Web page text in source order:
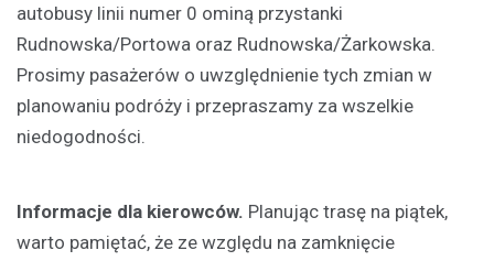
autobusy linii numer 0 ominą przystanki
Rudnowska/Portowa oraz Rudnowska/Żarkowska.
Prosimy pasażerów o uwzględnienie tych zmian w
planowaniu podróży i przepraszamy za wszelkie
niedogodności.
Informacje dla kierowców. Planując trasę na piątek,
warto pamiętać, że ze względu na zamknięcie